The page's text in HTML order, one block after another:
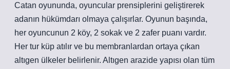
Catan oyununda, oyuncular prensiplerini geliştirerek
adanın hükümdarı olmaya çalışırlar. Oyunun başında,
her oyuncunun 2 köy, 2 sokak ve 2 zafer puanı vardır.
Her tur küp atılır ve bu membranlardan ortaya çıkan
altıgen ülkeler belirlenir. Altıgen arazide yapısı olan tüm